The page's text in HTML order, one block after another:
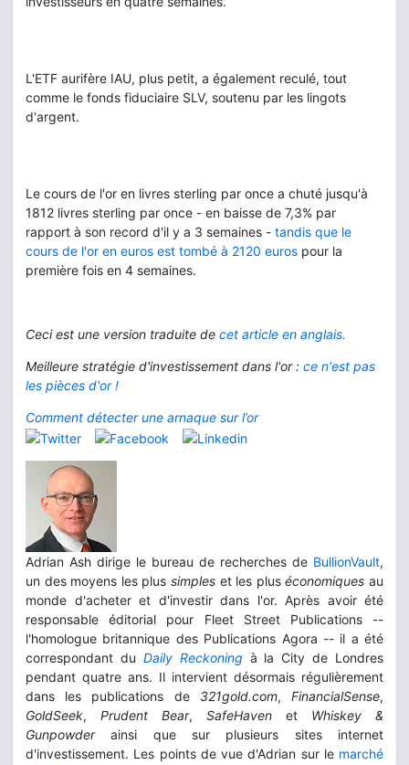
L'ETF aurifère IAU, plus petit, a également reculé, tout
comme le fonds fiduciaire SLV, soutenu par les lingots
d'argent.
Le cours de l'or en livres sterling par once a chuté jusqu'à
1812 livres sterling par once - en baisse de 7,3% par
rapport à son record d'il y a 3 semaines - tandis que le
cours de l'or en euros est tombé à 2120 euros pour la
première fois en 4 semaines.
Ceci est une version traduite de cet article en anglais.
Meilleure stratégie d'investissement dans l'or : ce n'est pas
les pièces d'or !
Comment détecter une arnaque sur l’or
Adrian Ash dirige le bureau de recherches de BullionVault,
un des moyens les plus simples et les pluséconomiquesau
monde d'acheter et d'investir dans l'or. Après avoir été
responsable éditorial pour Fleet Street Publications --
l'homologue britannique des Publications Agora -- il a été
correspondant du Daily Reckoning à la City de Londres
pendant quatre ans. Il intervient désormais régulièrement
dans les publications de 321gold.com,FinancialSense,
GoldSeek, Prudent Bear, SafeHaven et Whiskey &
Gunpowderainsi que sur plusieurs sites internet
d'investissement. Les points de vue d'Adrian sur le marché